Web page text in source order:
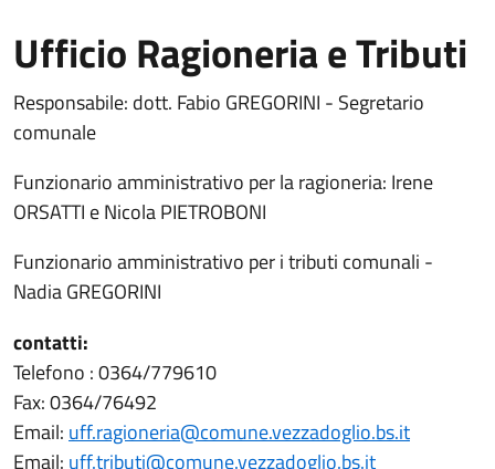
Ufficio Ragioneria e Tributi
Responsabile: dott. Fabio GREGORINI - Segretario
comunale
Funzionario amministrativo per la ragioneria: Irene
ORSATTI e Nicola PIETROBONI
Funzionario amministrativo per i tributi comunali -
Nadia GREGORINI
contatti:
Telefono : 0364/779610
Fax: 0364/76492
Email: uff.ragioneria@comune.vezzadoglio.bs.it
Email: uff.tributi@comune.vezzadoglio.bs.it